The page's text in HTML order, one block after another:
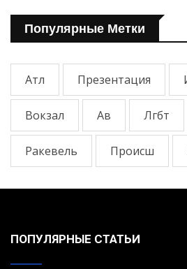
Популярные Метки
Атл Презентация
Вокзал Ав Лгбт
Ракевель Происш
ПОПУЛЯРНЫЕ СТАТЬИ